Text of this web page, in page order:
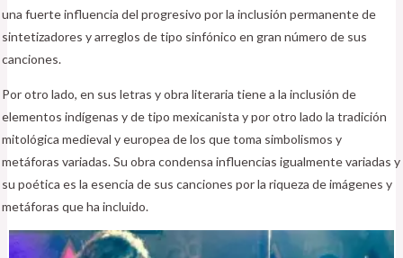
una fuerte influencia del progresivo por la inclusión permanente de
sintetizadores y arreglos de tipo sinfónico en gran número de sus
canciones.
Por otro lado, en sus letras y obra literaria tiene a la inclusión de
elementos indígenas y de tipo mexicanista y por otro lado la tradición
mitológica medieval y europea de los que toma simbolismos y
metáforas variadas. Su obra condensa influencias igualmente variadas y
su poética es la esencia de sus canciones por la riqueza de imágenes y
metáforas que ha incluido.